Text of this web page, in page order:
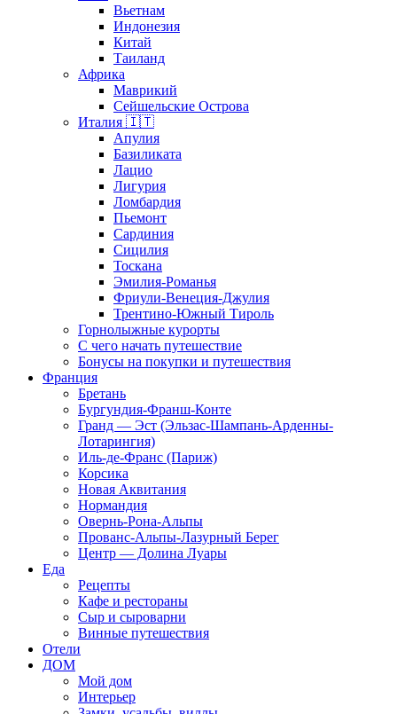
Вьетнам
Индонезия
Китай
Таиланд
Африка
Маврикий
Сейшельские Острова
Италия 🇮🇹
Апулия
Базиликата
Лацио
Лигурия
Ломбардия
Пьемонт
Сардиния
Сицилия
Тоскана
Эмилия-Романья
Фриули-Венеция-Джулия
Трентино-Южный Тироль
Горнолыжные курорты
С чего начать путешествие
Бонусы на покупки и путешествия
Франция
Бретань
Бургундия-Франш-Конте
Гранд — Эст (Эльзас-Шампань-Арденны-
Лотарингия)
Иль-де-Франс (Париж)
Корсика
Новая Аквитания
Нормандия
Овернь-Рона-Альпы
Прованс-Альпы-Лазурный Берег
Центр — Долина Луары
Еда
Рецепты
Кафе и рестораны
Сыр и сыроварни
Винные путешествия
Отели
ДОМ
Мой дом
Интерьер